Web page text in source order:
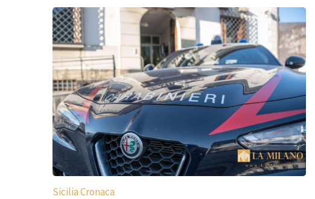
Sicilia Cronaca